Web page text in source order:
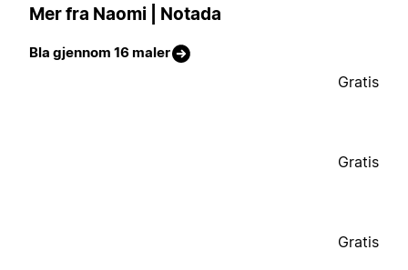
Mer fra Naomi | Notada
Bla gjennom 16 maler
Gratis
Gratis
Gratis